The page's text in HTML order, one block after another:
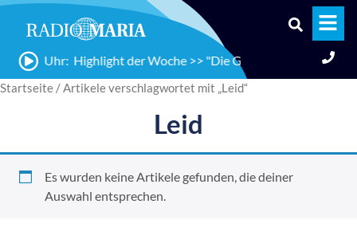
09:00 Uhr: Highlight der Woche >> "Die Gnade der
Startseite / Artikele verschlagwortet mit „Leid“
Leid
Es wurden keine Artikele gefunden, die deiner
Auswahl entsprechen.